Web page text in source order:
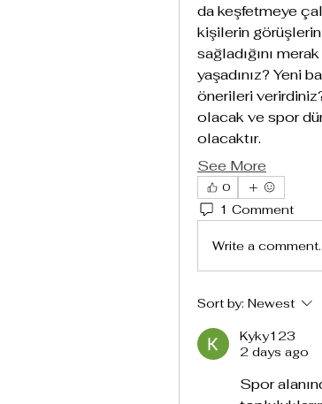
da keşfetmeye
kişilerin
sağladığını
yaşadınız? Yeni
önerileri
olacak ve spor
olacaktır.
See More
0
1 Comment
Write a
Sort by: Newest
Kyky123
2 days ago
Spor